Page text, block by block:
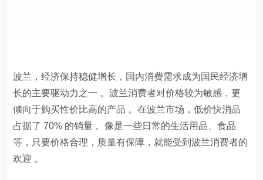
波兰，经济保持稳健增长，国内消费需求成为国民经济增
长的主要驱动力之一 。波兰消费者对价格较为敏感，更
倾向于购买性价比高的产品 。在波兰市场，低价快消品
占据了 70% 的销量 。像是一些日常的生活用品、食品
等，只要价格合理，质量有保障，就能受到波兰消费者的
欢迎 。